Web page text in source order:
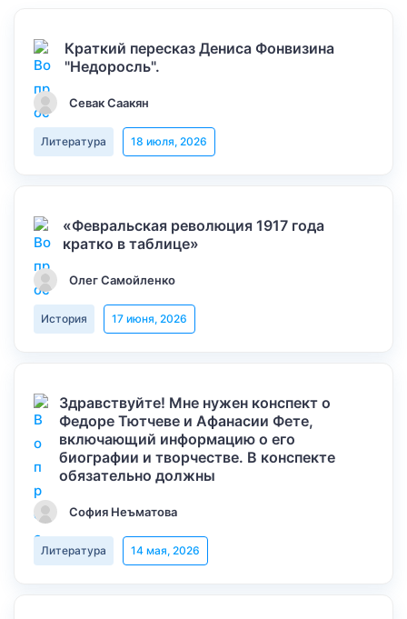
Краткий пересказ Дениса Фонвизина
"Недоросль".
Севак Саакян
Литература 18 июля, 2026
«Февральская революция 1917 года
кратко в таблице»
Олег Самойленко
История 17 июня, 2026
Здравствуйте! Мне нужен конспект о
Федоре Тютчеве и Афанасии Фете,
включающий информацию о его
биографии и творчестве. В конспекте
обязательно должны
София Неъматова
Литература 14 мая, 2026